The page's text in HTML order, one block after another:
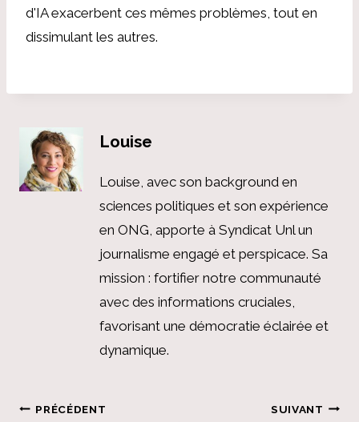
d'IA exacerbent ces mêmes problèmes, tout en
dissimulant les autres.
Louise
Louise, avec son background en
sciences politiques et son expérience
en ONG, apporte à Syndicat Unl un
journalisme engagé et perspicace. Sa
mission : fortifier notre communauté
avec des informations cruciales,
favorisant une démocratie éclairée et
dynamique.
PRÉCÉDENT SUIVANT